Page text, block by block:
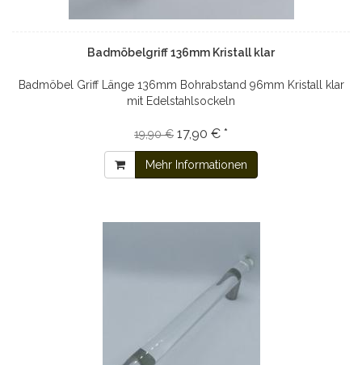
Badmöbelgriff 136mm Kristall klar
Badmöbel Griff Länge 136mm Bohrabstand 96mm Kristall klar
mit Edelstahlsockeln
19,90 € 17,90 € *
Mehr Informationen